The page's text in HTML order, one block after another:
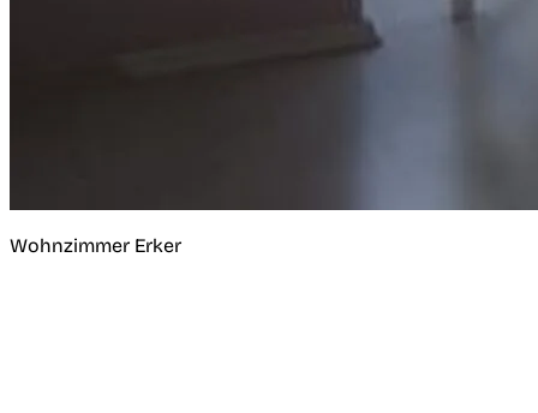
Wohnzimmer Erker